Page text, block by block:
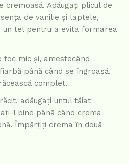
cremoasă. Adăugați plicul de
de vanilie și laptele,
un tel pentru a evita formarea
foc mic și, amestecând
până când se îngroașă.
complet.
adăugați untul tăiat
l bine până când crema
Împărțiți crema în două